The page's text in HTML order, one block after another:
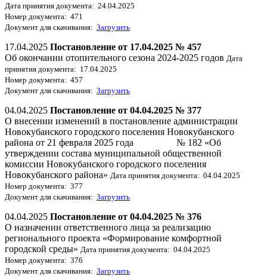
Дата принятия документа: 24.04.2025
Номер документа: 471
Документ для скачивания: Загрузить
17.04.2025 Постановление от 17.04.2025 № 457
Об окончании отопительного сезона 2024-2025 годов Дата
принятия документа: 17.04.2025
Номер документа: 457
Документ для скачивания: Загрузить
04.04.2025 Постановление от 04.04.2025 № 377
О внесении изменений в постановление администрации
Новокубанского городского поселения Новокубанского
района от 21 февраля 2025 года № 182 «Об
утверждении состава муниципальной общественной
комиссии Новокубанского городского поселения
Новокубанского района» Дата принятия документа: 04.04.2025
Номер документа: 377
Документ для скачивания: Загрузить
04.04.2025 Постановление от 04.04.2025 № 376
О назначении ответственного лица за реализацию
регионального проекта «Формирование комфортной
городской среды» Дата принятия документа: 04.04.2025
Номер документа: 376
Документ для скачивания: Загрузить